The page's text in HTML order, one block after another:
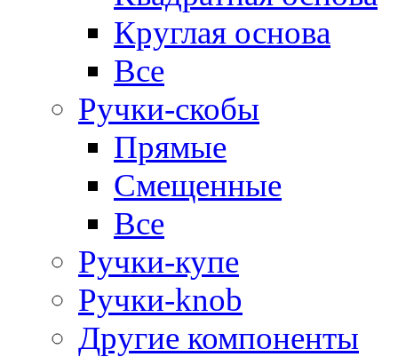
Круглая основа
Все
Ручки-скобы
Прямые
Смещенные
Все
Ручки-купе
Ручки-knob
Другие компоненты